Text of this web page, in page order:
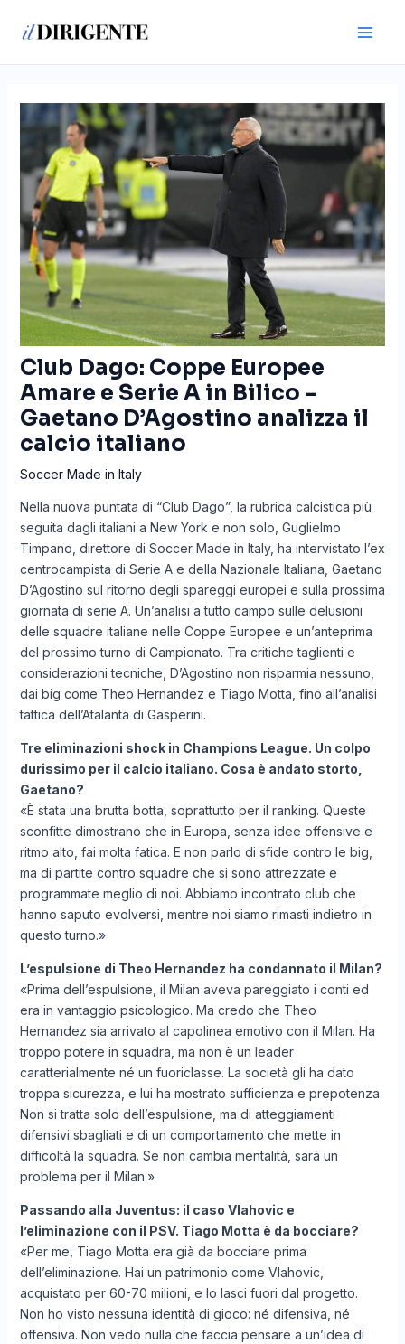
Club Dago: Coppe Europee
Amare e Serie A in Bilico –
Gaetano D’Agostino analizza il
calcio italiano
Soccer Made in Italy
Nella nuova puntata di “Club Dago”, la rubrica calcistica più
seguita dagli italiani a New York e non solo, Guglielmo
Timpano, direttore di Soccer Made in Italy, ha intervistato l’ex
centrocampista di Serie A e della Nazionale Italiana, Gaetano
D’Agostino sul ritorno degli spareggi europei e sulla prossima
giornata di serie A. Un’analisi a tutto campo sulle delusioni
delle squadre italiane nelle Coppe Europee e un’anteprima
del prossimo turno di Campionato. Tra critiche taglienti e
considerazioni tecniche, D’Agostino non risparmia nessuno,
dai big come Theo Hernandez e Tiago Motta, fino all’analisi
tattica dell’Atalanta di Gasperini.
Tre eliminazioni shock in Champions League. Un colpo
durissimo per il calcio italiano. Cosa è andato storto,
Gaetano?
«È stata una brutta botta, soprattutto per il ranking. Queste
sconfitte dimostrano che in Europa, senza idee offensive e
ritmo alto, fai molta fatica. E non parlo di sfide contro le big,
ma di partite contro squadre che si sono attrezzate e
programmate meglio di noi. Abbiamo incontrato club che
hanno saputo evolversi, mentre noi siamo rimasti indietro in
questo turno.»
L’espulsione di Theo Hernandez ha condannato il Milan?
«Prima dell’espulsione, il Milan aveva pareggiato i conti ed
era in vantaggio psicologico. Ma credo che Theo
Hernandez sia arrivato al capolinea emotivo con il Milan. Ha
troppo potere in squadra, ma non è un leader
caratterialmente né un fuoriclasse. La società gli ha dato
troppa sicurezza, e lui ha mostrato sufficienza e prepotenza.
Non si tratta solo dell’espulsione, ma di atteggiamenti
difensivi sbagliati e di un comportamento che mette in
difficoltà la squadra. Se non cambia mentalità, sarà un
problema per il Milan.»
Passando alla Juventus: il caso Vlahovic e
l’eliminazione con il PSV. Tiago Motta è da bocciare?
«Per me, Tiago Motta era già da bocciare prima
dell’eliminazione. Hai un patrimonio come Vlahovic,
acquistato per 60-70 milioni, e lo lasci fuori dal progetto.
Non ho visto nessuna identità di gioco: né difensiva, né
offensiva. Non vedo nulla che faccia pensare a un’idea di
articoli